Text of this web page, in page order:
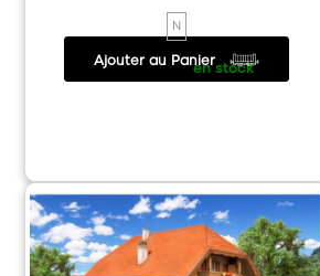
N
21.80 € / en stock
Ajouter au Panier